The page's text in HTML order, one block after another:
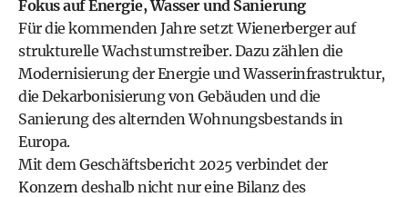
Fokus auf Energie, Wasser und Sanierung
Für die kommenden Jahre setzt Wienerberger auf
strukturelle Wachstumstreiber. Dazu zählen die
Modernisierung der Energie und Wasserinfrastruktur,
die Dekarbonisierung von Gebäuden und die
Sanierung des alternden Wohnungsbestands in
Europa.
Mit dem Geschäftsbericht 2025 verbindet der
Konzern deshalb nicht nur eine Bilanz des